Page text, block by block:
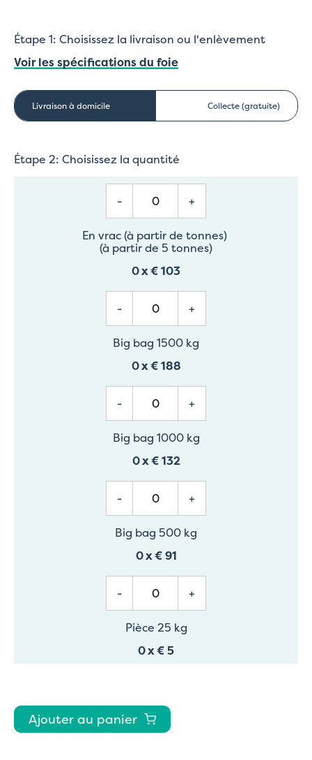
Étape 1: Choisissez la livraison ou l'enlèvement
Voir les spécifications du foie
Livraison à domicile Collecte (gratuite)
Étape 2: Choisissez la quantité
- +
En vrac (à partir de tonnes)
(à partir de 5 tonnes)
0x€ 103
- +
Big bag 1500 kg
0x€ 188
- +
Big bag 1000 kg
0x€ 132
- +
Big bag 500 kg
0x€ 91
- +
Pièce 25 kg
0x€ 5
Ajouter au panier